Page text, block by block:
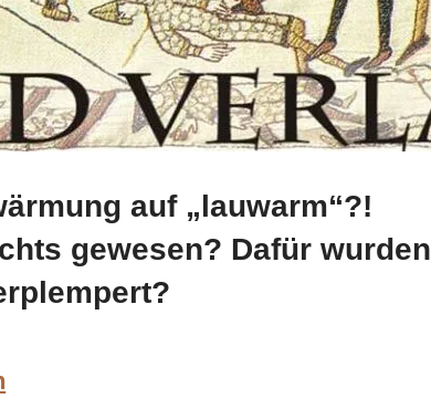
auf „lauwarm“?!
gewesen? Dafür wurden